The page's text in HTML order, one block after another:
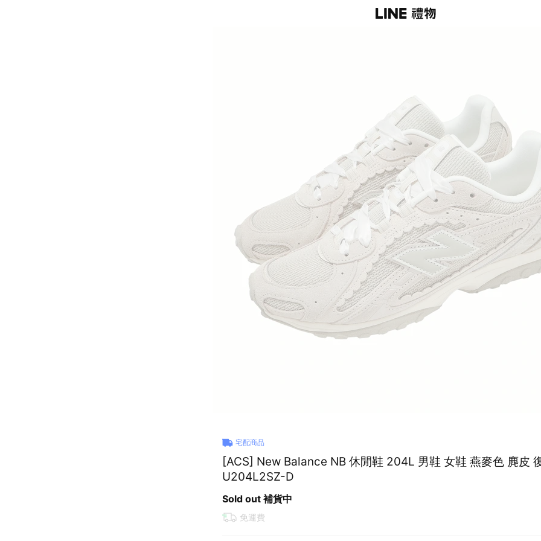
宅配商品
[ACS] New Balance NB 休閒鞋 204L 男鞋 女鞋 燕麥色 麂皮
U204L2SZ-D
Sold out 補貨中
免運費